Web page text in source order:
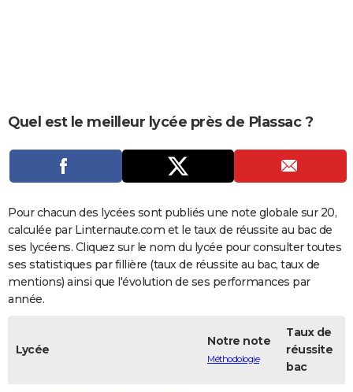
Dictionnaire
Biographies
Expressions
Proverbes
PROGRAMME TV
COPAINS D'AVANT
S'inscrire
Se connecter
Lycées
Collèges
Primaires
Universités
Entreprises
Service militaire
Avis de recherche
AVIS DE DÉCÈS
FORUM
Bricolage
Lifestyle
Culture
Sport
Auto
Television
Voyage
Cinema
Quel est le meilleur lycée près de Plassac ?
Pour chacun des lycées sont publiés une note globale sur 20,
calculée par Linternaute.com et le taux de réussite au bac de
ses lycéens. Cliquez sur le nom du lycée pour consulter toutes
ses statistiques par fillière (taux de réussite au bac, taux de
mentions) ainsi que l'évolution de ses performances par
année.
Lycée
Notre note
Méthodologie
Taux de
réussite
bac